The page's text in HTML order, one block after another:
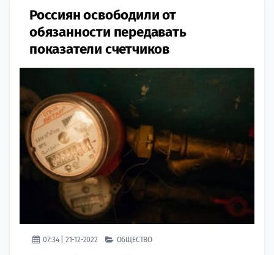
Россиян освободили от
обязанности передавать
показатели счетчиков
07:34 | 21-12-2022 ОБЩЕСТВО